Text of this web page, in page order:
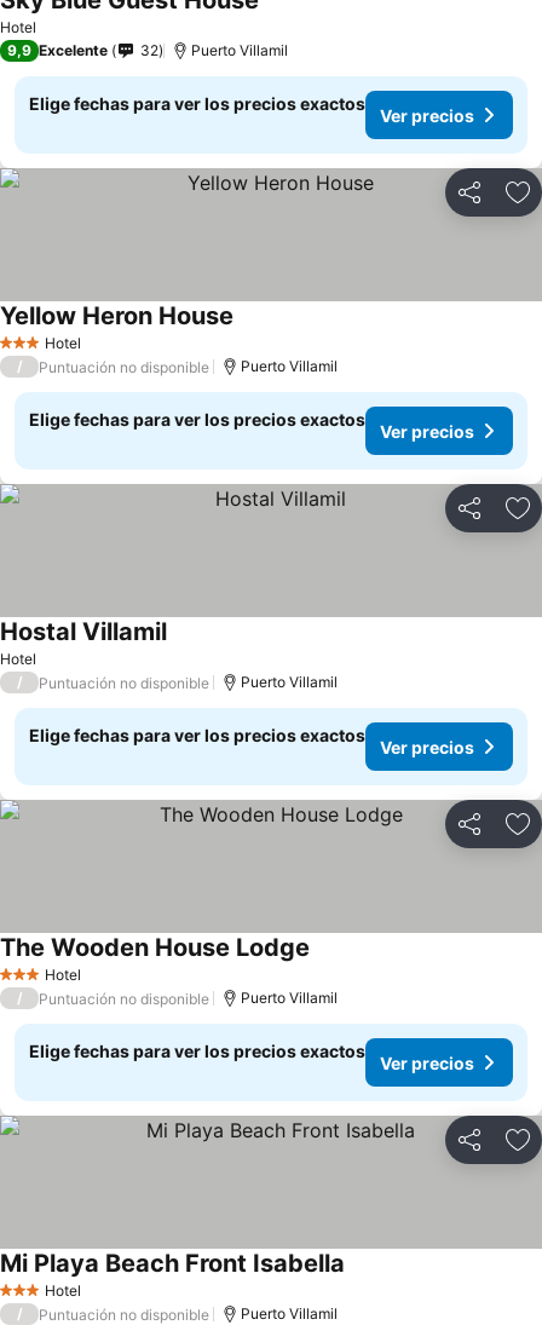
Hotel
9,9 Excelente 32 Puerto Villamil
Elige fechas para ver los precios exactos
Ver precios
Compartir
3 Estrellas
Hotel
Yellow Heron House
/ Puntuación no disponible Puerto Villamil
Elige fechas para ver los precios exactos
Ver precios
Compartir
Hotel
Hostal VillamilVer precios
/ Puntuación no disponible Puerto Villamil
Elige fechas para ver los precios exactos
Ver precios
Compartir
3 Estrellas
Hotel
The Wooden House Lodge
/ Puntuación no disponible Puerto Villamil
Elige fechas para ver los precios exactos
Ver precios
Compartir
3 Estrellas
Hotel
Mi Playa Beach Front Isabella
/ Puntuación no disponible Puerto Villamil